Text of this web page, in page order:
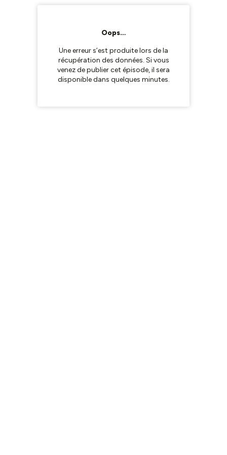
Oops…
Une erreur s’est produite lors de la
récupération des données. Si vous
venez de publier cet épisode, il sera
disponible dans quelques minutes.